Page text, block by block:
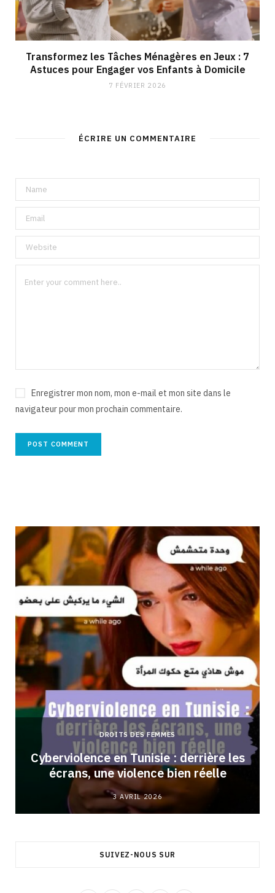
Transformez les Tâches Ménagères en Jeux : 7
Astuces pour Engager vos Enfants à Domicile
7 FÉVRIER 2026
ÉCRIRE UN COMMENTAIRE
Enregistrer mon nom, mon e-mail et mon site dans le
navigateur pour mon prochain commentaire.
DROITS DES FEMMES
Cyberviolence en Tunisie : derrière les
écrans, une violence bien réelle
3 AVRIL 2026
SUIVEZ-NOUS SUR